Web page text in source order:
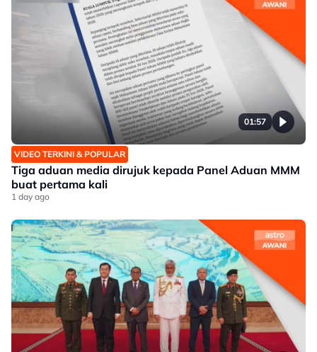
01:57
VIDEO TERKINI & POPULAR
Tiga aduan media dirujuk kepada Panel Aduan MMM
buat pertama kali
1 day ago